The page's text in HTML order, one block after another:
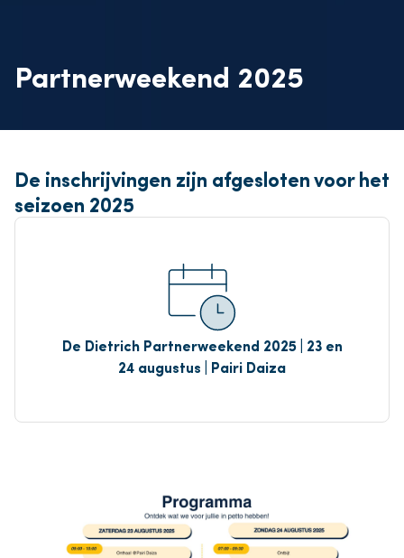
Partnerweekend 2025
De inschrijvingen zijn afgesloten voor het
seizoen 2025
De Dietrich Partnerweekend 2025 | 23 en
24 augustus | Pairi Daiza